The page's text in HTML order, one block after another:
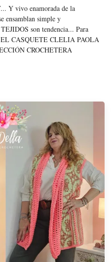
Y vivo enamorada de la
ensamblan simple y
son tendencia... Para
EL CASQUETE CLELIA PAOLA
CROCHETERA